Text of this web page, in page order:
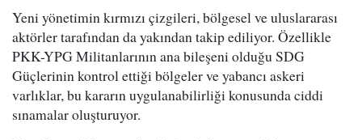
Yeni yönetimin kırmızı çizgileri, bölgesel ve uluslararası
aktörler tarafından da yakından takip ediliyor. Özellikle
PKK-YPG Militanlarının ana bileşeni olduğu SDG
Güçlerinin kontrol ettiği bölgeler ve yabancı askeri
varlıklar, bu kararın uygulanabilirliği konusunda ciddi
sınamalar oluşturuyor.